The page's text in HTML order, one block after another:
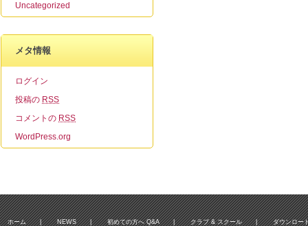
Uncategorized
メタ情報
ログイン
投稿の RSS
コメントの RSS
WordPress.org
ホーム | NEWS | 初めての方へ Q&A | クラブ & スクール | ダウンロー